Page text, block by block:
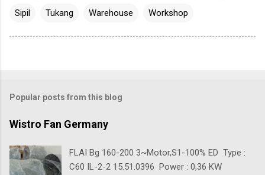
Sipil Tukang Warehouse Workshop
Popular posts from this blog
Wistro Fan Germany
FLAI Bg 160-200 3~Motor,S1-100% ED Type :
C60 IL-2-2 15.51.0396 Power : 0,36 KW